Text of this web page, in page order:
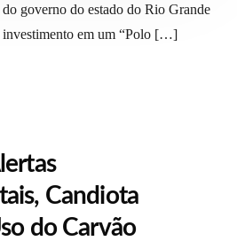
governo do estado do Rio Grande
investimento em um “Polo […]
Candiota
do Carvão